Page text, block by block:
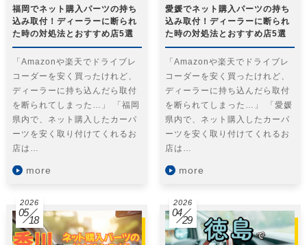
福岡でネット購入パーツの持ち
込み取付！ディーラーに断られ
た時の対処法とおすすめ店5選
「Amazonや楽天でドライブレ
コーダーを安く買ったけれど、
ディーラーに持ち込んだら取付
を断られてしまった…」 「福岡
県内で、ネット購入したカーパ
ーツを安く取り付けてくれるお
店は…
more
愛媛でネット購入パーツの持ち
込み取付！ディーラーに断られ
た時の対処法とおすすめ店5選
「Amazonや楽天でドライブレ
コーダーを安く買ったけれど、
ディーラーに持ち込んだら取付
を断られてしまった…」 「愛媛
県内で、ネット購入したカーパ
ーツを安く取り付けてくれるお
店は…
more
2026
05
18
2026
04
29